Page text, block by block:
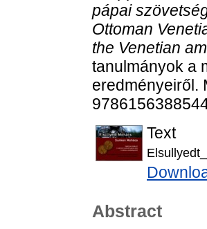
pápai
Ottoman
the Venetian
tanulmányok a
eredményeiről.
Text
Abstract